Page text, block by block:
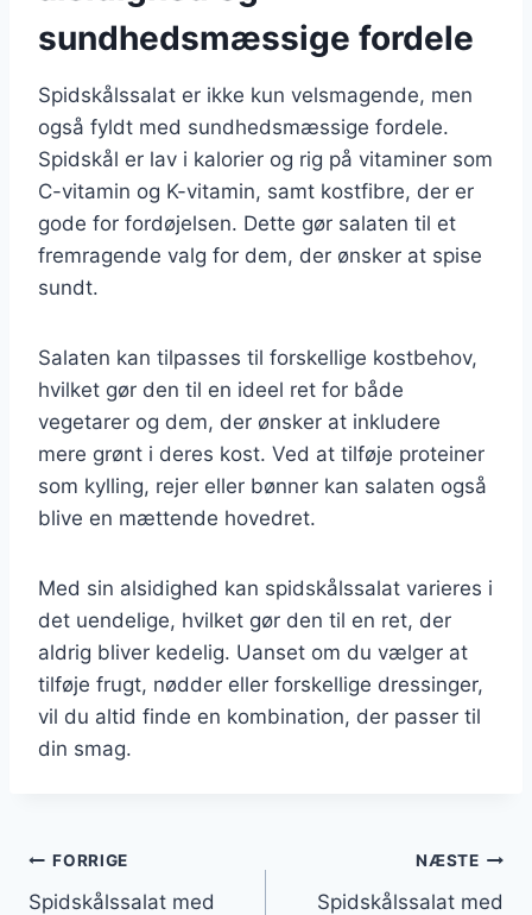
sundhedsmæssige fordele
Spidskålssalat er ikke kun velsmagende, men
også fyldt med sundhedsmæssige fordele.
Spidskål er lav i kalorier og rig på vitaminer som
C-vitamin og K-vitamin, samt kostfibre, der er
gode for fordøjelsen. Dette gør salaten til et
fremragende valg for dem, der ønsker at spise
sundt.
Salaten kan tilpasses til forskellige kostbehov,
hvilket gør den til en ideel ret for både
vegetarer og dem, der ønsker at inkludere
mere grønt i deres kost. Ved at tilføje proteiner
som kylling, rejer eller bønner kan salaten også
blive en mættende hovedret.
Med sin alsidighed kan spidskålssalat varieres i
det uendelige, hvilket gør den til en ret, der
aldrig bliver kedelig. Uanset om du vælger at
tilføje frugt, nødder eller forskellige dressinger,
vil du altid finde en kombination, der passer til
din smag.
Indlægsnavigation
FORRIGE
Spidskålssalat med
NÆSTE
Spidskålssalat med